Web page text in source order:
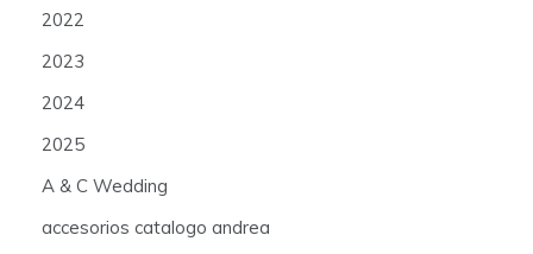
2022
2023
2024
2025
A & C Wedding
accesorios catalogo andrea